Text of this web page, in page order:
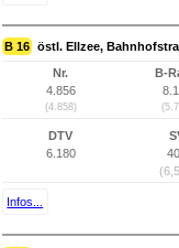
B 16 östl. Ellzee,
Nr.
4.856
(4.858)
B-
DTV
6.180
Infos...